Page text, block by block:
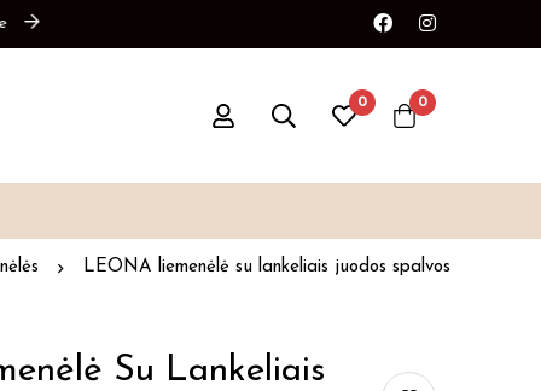
0 0
LEONA liemenėlė su lankeliais juodos spalvos
Su Lankeliais